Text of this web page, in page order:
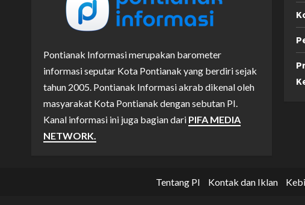
Pontianak Informasi merupakan barometer
informasi seputar Kota Pontianak yang berdiri sejak
tahun 2005. Pontianak Informasi akrab dikenal oleh
masyarakat Kota Pontianak dengan sebutan PI.
Kanal informasi ini juga bagian dari PIFA MEDIA
NETWORK.
Tentang PI Kontak dan Iklan